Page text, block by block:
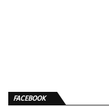
FACEBOOK